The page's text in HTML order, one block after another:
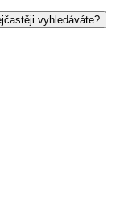
vyhledáváte?